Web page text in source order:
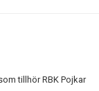
tillhör RBK Pojkar